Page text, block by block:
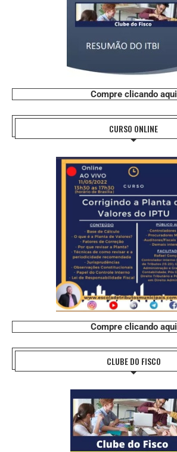
Compre clicando aqui
CURSO ONLINE
Compre clicando aqui
CLUBE DO FISCO